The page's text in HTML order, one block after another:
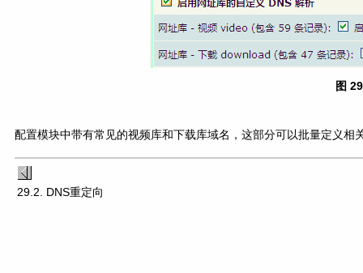
图
配置模块中带有常见的视频库和下载库域名，这部分可以批量定义相
29.2. DNS重定向